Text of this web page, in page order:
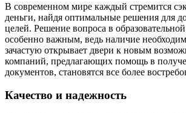
В современном мире каждый стремится
деньги, найдя оптимальные решения для
целей. Решение вопроса в
особенно важным, ведь наличие
зачастую открывает двери к новым
компаний, предлагающих помощь в
документов, становятся все более
Качество и надежность